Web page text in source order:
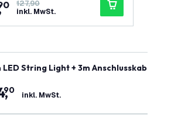
127,90
inkl. MwSt.
LED String Light + 3m Anschlusskabel -
,
90 inkl. MwSt.